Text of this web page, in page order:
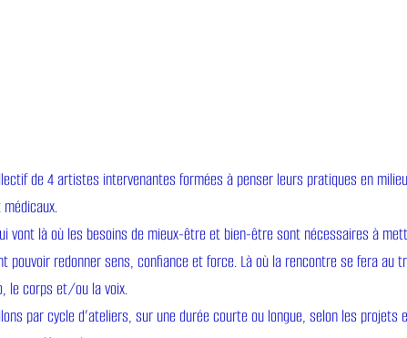
de 4 artistes intervenantes formées à penser leurs pratiques en
vont là où les besoins de mieux-être et bien-être sont nécessaires à
pouvoir redonner sens, confiance et force. Là où la rencontre se fera au
le corps et/ou la voix.
par cycle d’ateliers, sur une durée courte ou longue, selon les